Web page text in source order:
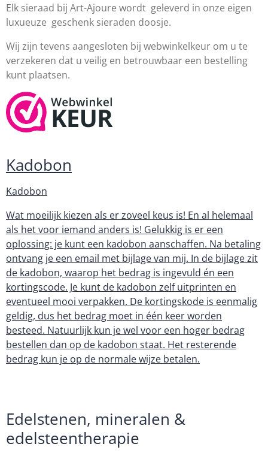
Elk sieraad bij Art-Ajoure wordt geleverd in onze eigen
luxueuze geschenk sieraden doosje.
Wij zijn tevens aangesloten bij webwinkelkeur om u te
verzekeren dat u veilig en betrouwbaar een bestelling
kunt plaatsen.
Kadobon
Kadobon
Wat moeilijk kiezen als er zoveel keus is! En al helemaal
als het voor iemand anders is! Gelukkig is er een
oplossing: je kunt een kadobon aanschaffen. Na betaling
ontvang je een email met bijlage van mij. In de bijlage zit
de kadobon, waarop het bedrag is ingevuld én een
kortingscode. Je kunt de kadobon zelf uitprinten en
eventueel mooi verpakken. De kortingskode is eenmalig
geldig, dus het bedrag moet in één keer worden
besteed. Natuurlijk kun je wel voor een hoger bedrag
bestellen dan op de kadobon staat. Het resterende
bedrag kun je op de normale wijze betalen.
Edelstenen, mineralen &
edelsteentherapie